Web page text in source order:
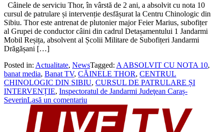
Câinele de serviciu Thor, în vârstă de 2 ani, a absolvit cu nota 10
cursul de patrulare și intervenție desfășurat la Centru Chinologic din
Sibiu. Thor este antrenat de plutonier major Feier Marius, subofițer
al Grupei de conductor câini din cadrul Detașamentului 1 Jandarmi
Mobil Reșița, absolvent al Școlii Militare de Subofițeri Jandarmi
Drăgășani […]
Posted in: Actualitate, NewsTagged: A ABSOLVIT CU NOTA 10,
banat media, Banat TV, CĂINELE THOR, CENTRUL
CHINOLOGIC DIN SIBIU, CURSUL DE PATRULARE ȘI
INTERVENȚIE, Inspectoratul de Jandarmi Judeţean Caraș-
SeverinLasă un comentariu